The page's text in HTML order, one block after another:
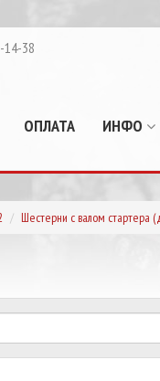
14-38
ОПЛАТА ИНФО
Шестерни с валом стартера